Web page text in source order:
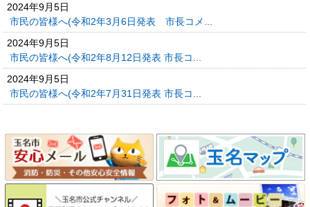
2024年9月5日
市民の皆様へ(令和2年3月6日発表 市長コメ...
2024年9月5日
市民の皆様へ(令和2年8月12日発表 市長コ...
2024年9月5日
市民の皆様へ(令和2年7月31日発表 市長コ...